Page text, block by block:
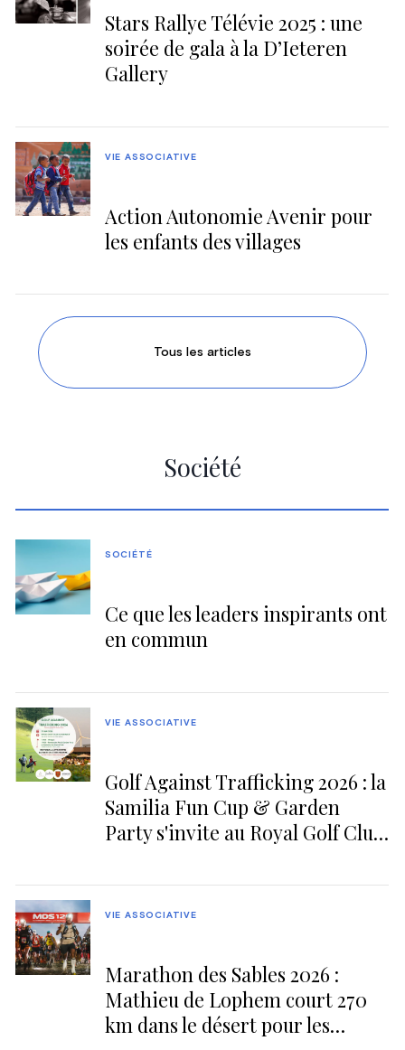
Stars Rallye Télévie 2025 : une
soirée de gala à la D’Ieteren
Gallery
Action Autonomie Avenir pour
les enfants des villages
VIE ASSOCIATIVE
Tous les articles
Société
Ce que les leaders inspirants ont
en commun
SOCIÉTÉ
Golf Against Trafficking 2026 : la
Samilia Fun Cup & Garden
Party s'invite au Royal Golf Club
VIE ASSOCIATIVE
Marathon des Sables 2026 :
Mathieu de Lophem court 270
km dans le désert pour les
VIE ASSOCIATIVE